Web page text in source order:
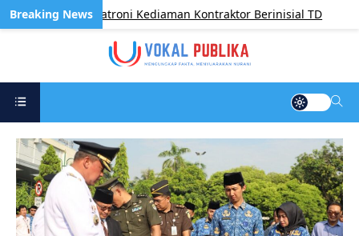
KPK Satroni Kediaman Kontraktor Berinisial TD